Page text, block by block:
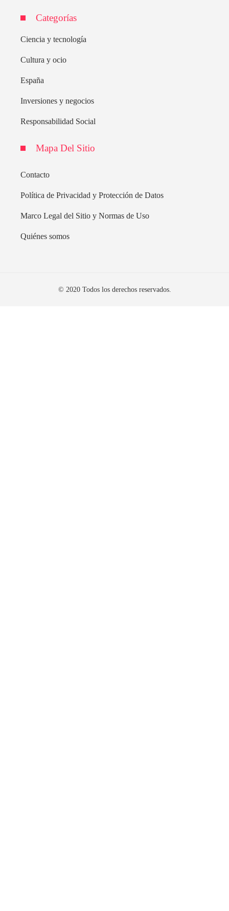
Categorías
Ciencia y tecnología
Cultura y ocio
España
Inversiones y negocios
Responsabilidad Social
Mapa Del Sitio
Contacto
Política de Privacidad y Protección de Datos
Marco Legal del Sitio y Normas de Uso
Quiénes somos
© 2020 Todos los derechos reservados.